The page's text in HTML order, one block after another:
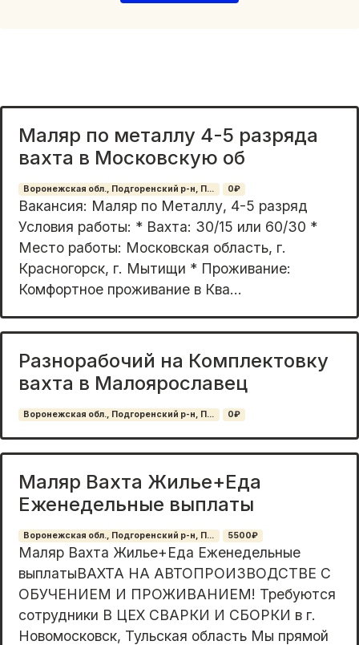
Маляр по металлу 4-5 разряда
вахта в Московскую об
Воронежская обл., Подгоренский р-н, П... 0₽
Вакансия: Маляр по Металлу, 4-5 разряд
Условия работы: * Вахта: 30/15 или 60/30 *
Место работы: Московская область, г.
Красногорск, г. Мытищи * Проживание:
Комфортное проживание в Ква...
Разнорабочий на Комплектовку
вахта в Малоярославец
Воронежская обл., Подгоренский р-н, П... 0₽
Маляр Вахта Жилье+Еда
Еженедельные выплаты
Воронежская обл., Подгоренский р-н, П... 5500₽
Маляр Вахта Жилье+Еда Еженедельные
выплатыВАХТА НА АВТОПРОИЗВОДСТВЕ С
ОБУЧЕНИЕМ И ПРОЖИВАНИЕМ! Требуются
сотрудники В ЦЕХ СВАРКИ И СБОРКИ в г.
Новомосковск, Тульская область Мы пpямой